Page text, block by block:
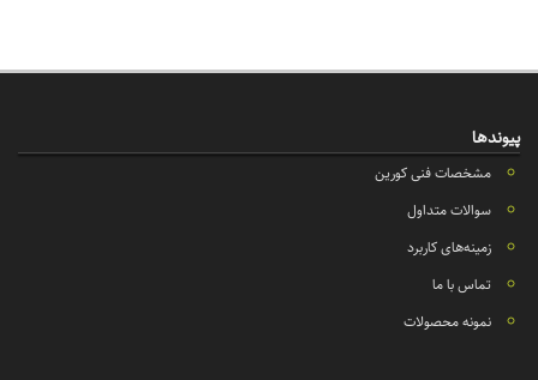
پیوندها
مشخصات فنی کورین
سوالات متداول
زمینه‌های کاربرد
تماس با ما
نمونه محصولات